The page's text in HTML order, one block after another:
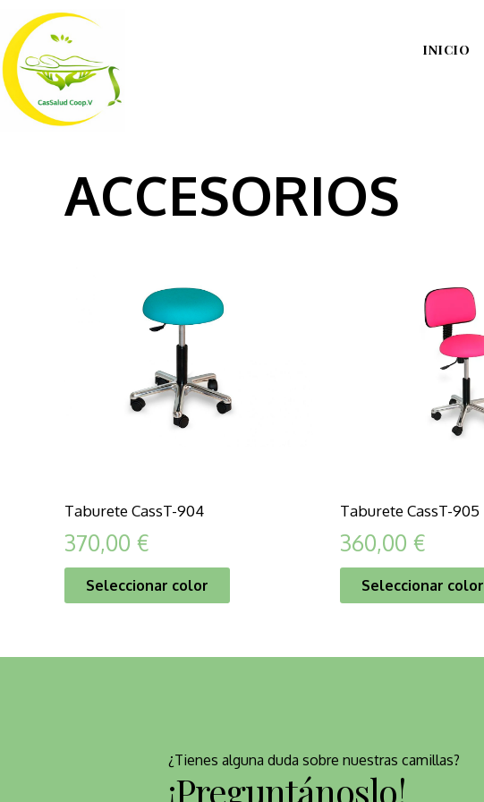
INICIO
ACCESORIOS
Taburete CassT-904
370,00 €
Seleccionar color
Taburete CassT-905
360,00 €
Seleccionar color
¿Tienes alguna duda sobre nuestras camillas?
¡Preguntánoslo!